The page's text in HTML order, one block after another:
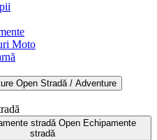
Moto
Open Stradă / Adventure
stradă Open Echipamente
stradă